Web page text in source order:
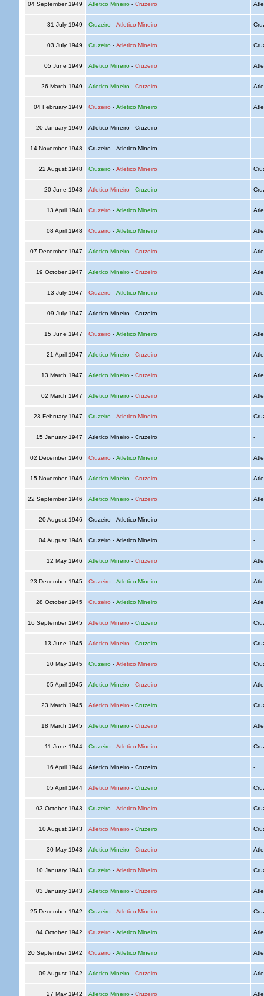
04 September 1949 Atletico Mineiro- Cruzeiro
31 July 1949 Cruzeiro- Atletico Mineiro
03 July 1949 Cruzeiro- Atletico Mineiro
05 June 1949 Atletico Mineiro- Cruzeiro
26 March 1949 Atletico Mineiro- Cruzeiro
04 February 1949 Cruzeiro - Atletico Mineiro
20 January 1949 Atletico Mineiro - Cruzeiro -
14 November 1948 Cruzeiro - Atletico Mineiro -
22 August 1948 Cruzeiro- Atletico Mineiro
20 June 1948 Atletico Mineiro - Cruzeiro
13 April 1948 Cruzeiro - Atletico Mineiro
08 April 1948 Cruzeiro - Atletico Mineiro
07 December 1947 Atletico Mineiro- Cruzeiro
19 October 1947 Atletico Mineiro- Cruzeiro
13 July 1947 Cruzeiro - Atletico Mineiro
09 July 1947 Atletico Mineiro - Cruzeiro -
15 June 1947 Cruzeiro - Atletico Mineiro
21 April 1947 Atletico Mineiro- Cruzeiro
13 March 1947 Atletico Mineiro- Cruzeiro
02 March 1947 Atletico Mineiro- Cruzeiro
23 February 1947 Cruzeiro- Atletico Mineiro
15 January 1947 Atletico Mineiro - Cruzeiro -
02 December 1946 Cruzeiro - Atletico Mineiro
15 November 1946 Atletico Mineiro- Cruzeiro
22 September 1946 Atletico Mineiro- Cruzeiro
20 August 1946 Cruzeiro - Atletico Mineiro -
04 August 1946 Cruzeiro - Atletico Mineiro -
12 May 1946 Atletico Mineiro- Cruzeiro
23 December 1945 Cruzeiro - Atletico Mineiro
28 October 1945 Cruzeiro - Atletico Mineiro
16 September 1945 Atletico Mineiro - Cruzeiro
13 June 1945 Atletico Mineiro - Cruzeiro
20 May 1945 Cruzeiro- Atletico Mineiro
05 April 1945 Atletico Mineiro- Cruzeiro
23 March 1945 Atletico Mineiro - Cruzeiro
18 March 1945 Atletico Mineiro- Cruzeiro
11 June 1944 Cruzeiro- Atletico Mineiro
16 April 1944 Atletico Mineiro - Cruzeiro -
05 April 1944 Atletico Mineiro - Cruzeiro
03 October 1943 Cruzeiro- Atletico Mineiro
10 August 1943 Atletico Mineiro - Cruzeiro
30 May 1943 Atletico Mineiro- Cruzeiro
10 January 1943 Cruzeiro- Atletico Mineiro
03 January 1943 Atletico Mineiro- Cruzeiro
25 December 1942 Cruzeiro- Atletico Mineiro
04 October 1942 Cruzeiro - Atletico Mineiro
20 September 1942 Cruzeiro - Atletico Mineiro
09 August 1942 Atletico Mineiro- Cruzeiro
27 May 1942 Atletico Mineiro- Cruzeiro